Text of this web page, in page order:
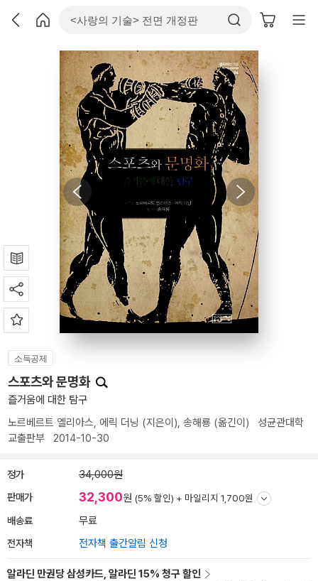
소득공제
스포츠와 문명화
즐거움에 대한 탐구
노르베르트 엘리아스, 에릭 더닝 (지은이), 송해룡 (옮긴이) 성균관대학
교출판부 2014-10-30
정가 34,000원
판매가 32,300원 (5% 할인) + 마일리지 1,700원
배송료 무료
전자책 전자책 출간알림 신청
알라딘 만권당 삼성카드, 알라딘 15% 청구 할인